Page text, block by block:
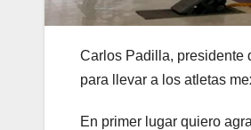
Carlos Padilla, presidente
para llevar a los atletas
En primer lugar quiero